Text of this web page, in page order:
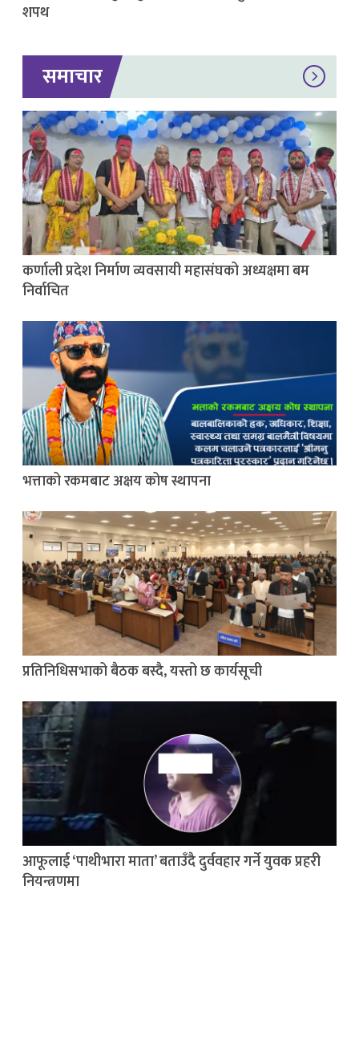
शपथ
समाचार
कर्णाली प्रदेश निर्माण व्यवसायी महासंघको अध्यक्षमा बम
निर्वाचित
भत्ताको रकमबाट अक्षय कोष स्थापना
प्रतिनिधिसभाको बैठक बस्दै, यस्तो छ कार्यसूची
आफूलाई ‘पाथीभारा माता’ बताउँदै दुर्ववहार गर्ने युवक प्रहरी
नियन्त्रणमा